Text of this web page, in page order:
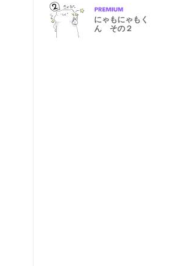
にゃもにゃもく
ん その２